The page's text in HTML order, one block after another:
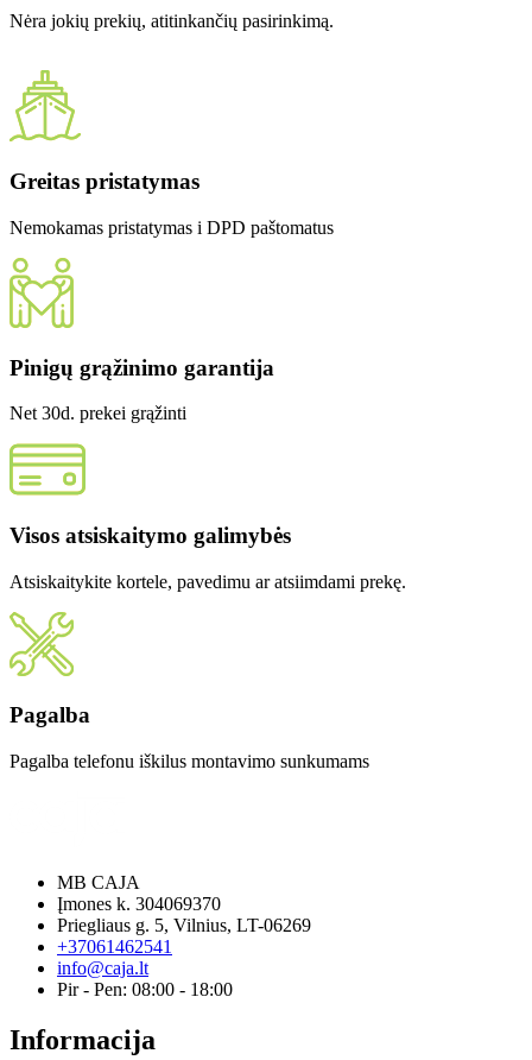
Nėra jokių prekių, atitinkančių pasirinkimą.
Greitas pristatymas
Nemokamas pristatymas i DPD paštomatus
Pinigų grąžinimo garantija
Net 30d. prekei grąžinti
Visos atsiskaitymo galimybės
Atsiskaitykite kortele, pavedimu ar atsiimdami prekę.
Pagalba
Pagalba telefonu iškilus montavimo sunkumams
MB CAJA
Įmones k. 304069370
Priegliaus g. 5, Vilnius, LT-06269
+37061462541
info@caja.lt
Pir - Pen: 08:00 - 18:00
Informacija